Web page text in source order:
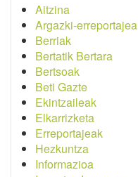
Aitzina
Argazki-erreportajea
Berriak
Bertatik Bertara
Bertsoak
Beti Gazte
Ekintzaileak
Elkarrizketa
Erreportajeak
Hezkuntza
Informazioa